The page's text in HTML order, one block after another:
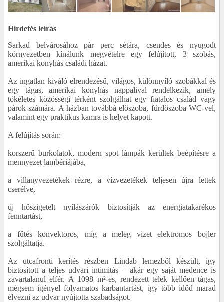
Hirdetés leírás
Sarkad belvárosához pár perc sétára, csendes és nyugodt
környezetben kínálunk megvételre egy felújított, 3 szobás,
amerikai konyhás családi házat.
Az ingatlan kiváló elrendezésű, világos, különnyíló szobákkal és
egy tágas, amerikai konyhás nappalival rendelkezik, amely
tökéletes közösségi térként szolgálhat egy fiatalos család vagy
párok számára. A házban továbbá előszoba, fürdőszoba WC-vel,
valamint egy praktikus kamra is helyet kapott.
A felújítás során:
korszerű burkolatok, modern spot lámpák kerültek beépítésre a
mennyezet lambériájába,
a villanyvezetékek rézre, a vízvezetékek teljesen újra lettek
cserélve,
új hőszigetelt nyílászárók biztosítják az energiatakarékos
fenntartást,
a fűtés konvektoros, míg a meleg vizet elektromos bojler
szolgáltatja.
Az utcafronti kerítés részben Lindab lemezből készült, így
biztosított a teljes udvari intimitás – akár egy saját medence is
zavartalanul elfér. A 1098 m²-es, rendezett telek kellően tágas,
mégsem igényel folyamatos karbantartást, így több időd marad
élvezni az udvar nyújtotta szabadságot.